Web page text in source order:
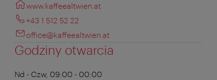
www.kaffeealtwien.at
+43 1 512 52 22
office@kaffeealtwien.at
Godziny otwarcia
Nd - Czw, 09:00 - 00:00